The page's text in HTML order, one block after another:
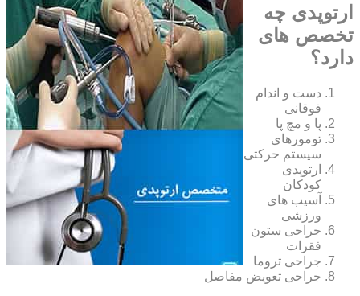
ارتوپدی چه
تخصص های
دارد؟
دست و اندام
فوقانی
پا و مچ پا
تومورهای
سیستم حرکتی
ارتوپدی
کودکان
آسیب های
ورزشی
جراحی ستون
فقرات
جراحی تروما
جراحی تعویض مفاصل